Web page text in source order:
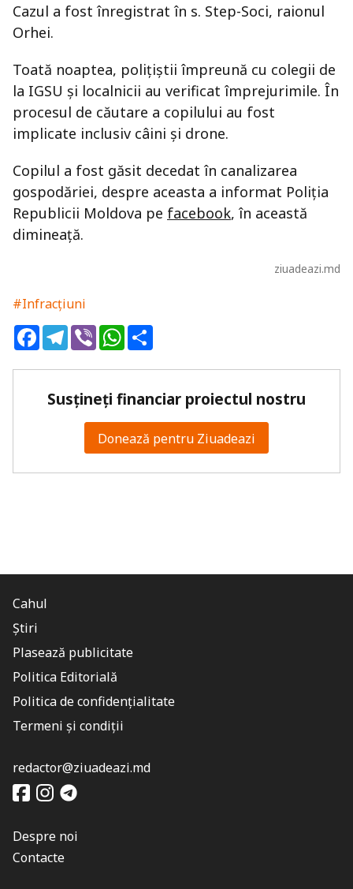
Cazul a fost înregistrat în s. Step-Soci, raionul
Orhei.
Toată noaptea, polițiștii împreună cu colegii de
la IGSU și localnicii au verificat împrejurimile. În
procesul de căutare a copilului au fost
implicate inclusiv câini și drone.
Copilul a fost găsit decedat în canalizarea
gospodăriei, despre aceasta a informat Poliția
Republicii Moldova pe facebook, în această
dimineață.
ziuadeazi.md
#Infracțiuni
FacebookTelegram
ViberWhatsApp
Susțineți financiar proiectul nostru
Donează pentru Ziuadeazi
Cahul
Știri
Plasează publicitate
Politica Editorială
Politica de confidențialitate
Termeni și condiții
redactor@ziuadeazi.md
Despre noi
Contacte